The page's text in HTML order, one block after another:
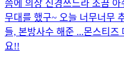
쯤에 의상 신경쓰느라 조끔
무대를 했구~ 오늘 너무너무
들, 본방사수 해준 ...몬스티즈
요!!